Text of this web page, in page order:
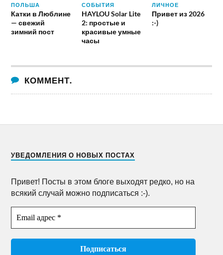
ПОЛЬША
Катки в Люблине
— свежий
зимний пост
СОБЫТИЯ
HAYLOU Solar Lite
2: простые и
красивые умные
часы
ЛИЧНОЕ
Привет из 2026
:-)
КОММЕНТ.
УВЕДОМЛЕНИЯ О НОВЫХ ПОСТАХ
Привет! Посты в этом блоге выходят редко, но на
всякий случай можно подписаться :-).